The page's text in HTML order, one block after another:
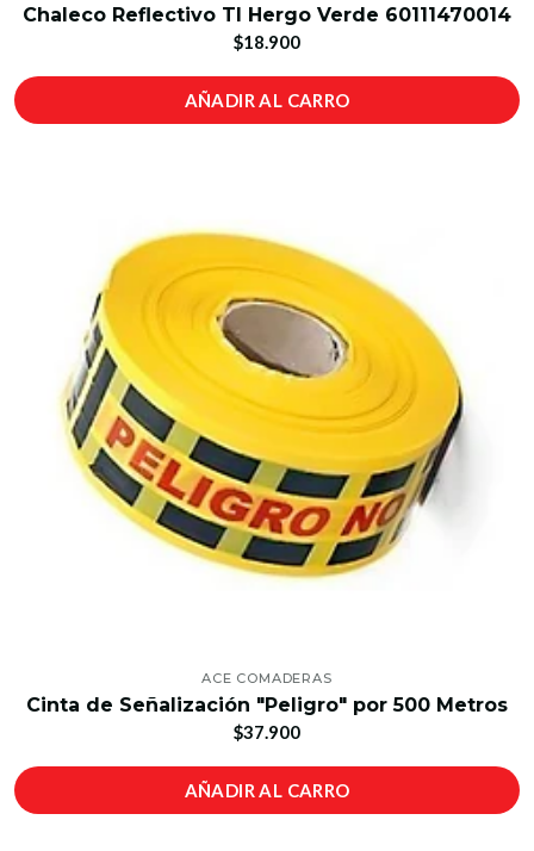
Chaleco Reflectivo Tl Hergo Verde 60111470014
$18.900
AÑADIR AL CARRO
ACE COMADERAS
Cinta de Señalización "Peligro" por 500 Metros
$37.900
AÑADIR AL CARRO